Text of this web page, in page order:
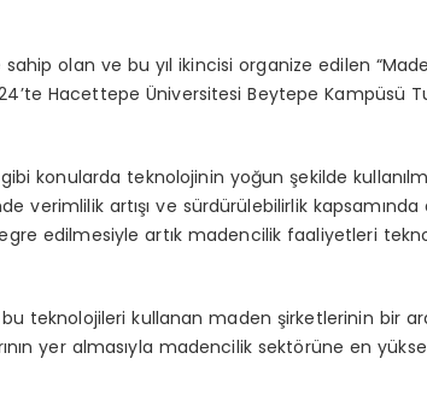
olan ve bu yıl ikincisi organize edilen
Hacettepe Üniversitesi Beytepe Kampüsü
konularda teknolojinin yoğun şekilde
verimlilik artışı ve sürdürülebilirlik
edilmesiyle artık madencilik faaliyetleri
teknolojileri kullanan maden şirketlerinin bir
yer almasıyla madencilik sektörüne en